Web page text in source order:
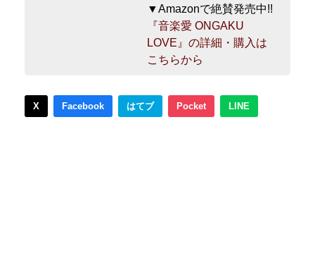
▼Amazonで絶賛発売中!!
『音楽愛 ONGAKU
LOVE』の詳細・購入は
こちらから
X Facebook はてブ Pocket LINE